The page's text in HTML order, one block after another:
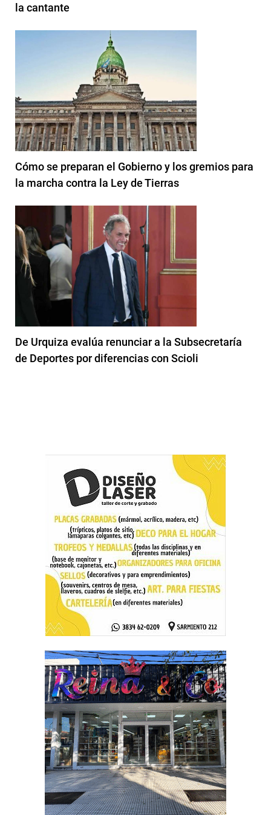
la cantante
Cómo se preparan el Gobierno y los gremios para
la marcha contra la Ley de Tierras
De Urquiza evalúa renunciar a la Subsecretaría
de Deportes por diferencias con Scioli